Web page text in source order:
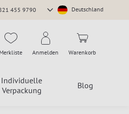
455 9790
Store
Deutschland
Merkliste Anmelden Warenkorb
Individuelle
Verpackung
Blog